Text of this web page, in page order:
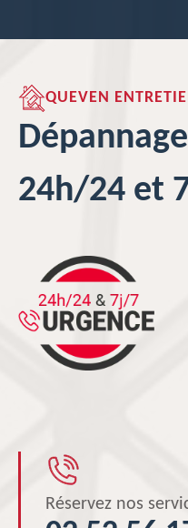
QUEVEN
24h/24 et
Réservez nos